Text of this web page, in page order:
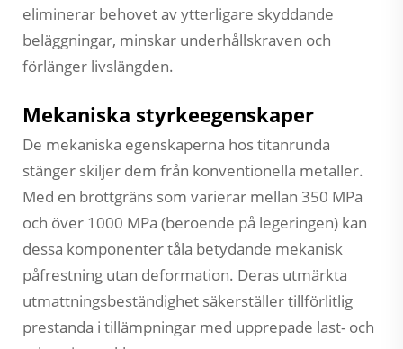
eliminerar behovet av ytterligare skyddande
beläggningar, minskar underhållskraven och
förlänger livslängden.
Mekaniska styrkeegenskaper
De mekaniska egenskaperna hos titanrunda
stänger skiljer dem från konventionella metaller.
Med en brottgräns som varierar mellan 350 MPa
och över 1000 MPa (beroende på legeringen) kan
dessa komponenter tåla betydande mekanisk
påfrestning utan deformation. Deras utmärkta
utmattningsbeständighet säkerställer tillförlitlig
prestanda i tillämpningar med upprepade last- och